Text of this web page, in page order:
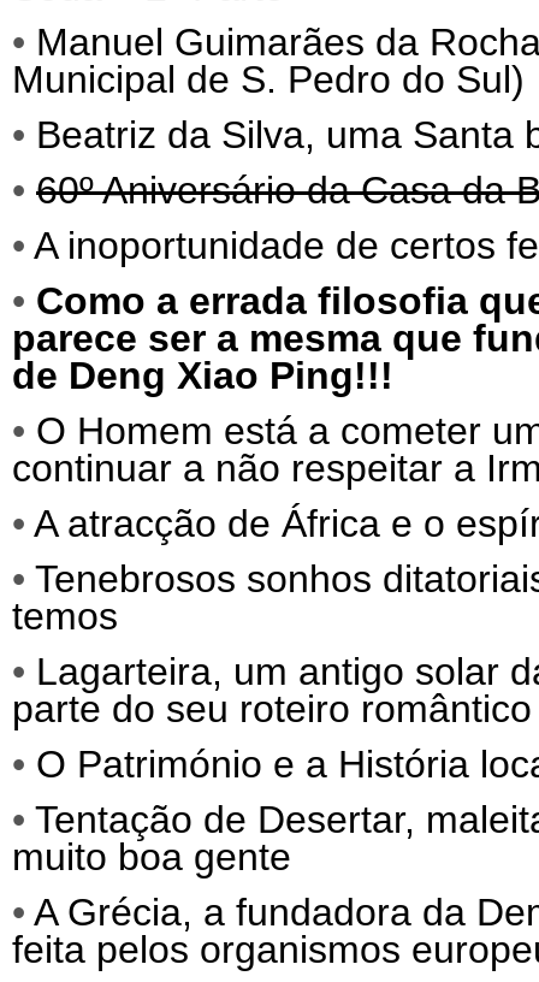
• Manuel Guimarães da
Municipal de S. Pedro do Sul)
• Beatriz da Silva, uma Santa
• 60º Aniversário da Casa da
• A inoportunidade de certos
• Como a errada filosofia
parece ser a mesma que
de Deng Xiao Ping!!!
• O Homem está a cometer
continuar a não respeitar a
• A atracção de África e o
• Tenebrosos sonhos
temos
• Lagarteira, um antigo solar
parte do seu roteiro romântico
• O Património e a História
• Tentação de Desertar,
muito boa gente
• A Grécia, a fundadora da
feita pelos organismos